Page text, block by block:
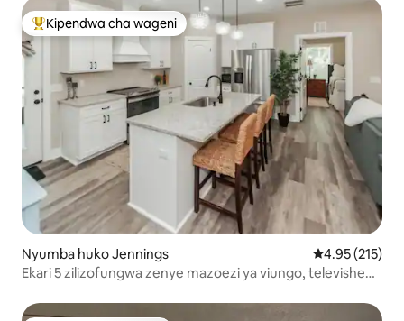
Kipendwa maarufu cha wageni
Kipendwa cha wageni
Nyumba huko Jennings Ukadiriaji wa
4.95 (215)
Ekari 5 zilizofungwa zenye mazoezi ya viungo, televisheni